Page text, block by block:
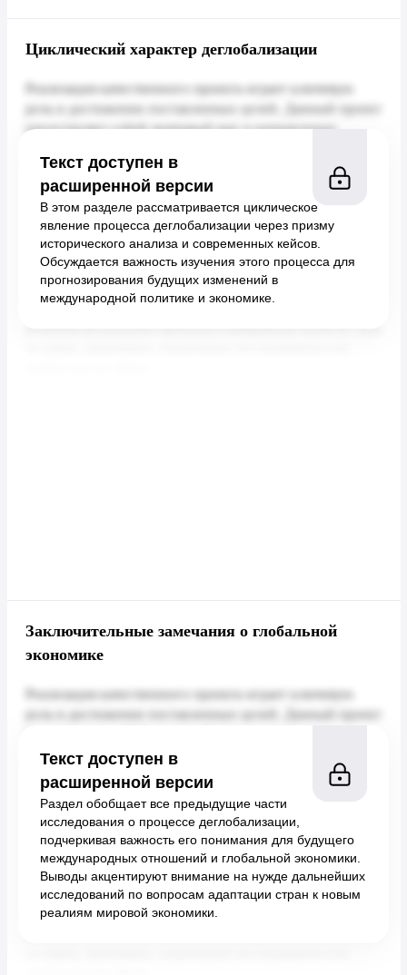
Циклический характер деглобализации
Текст доступен в
расширенной версии
В этом разделе рассматривается циклическое
явление процесса деглобализации через призму
исторического анализа и современных кейсов.
Обсуждается важность изучения этого процесса для
прогнозирования будущих изменений в
международной политике и экономике.
Заключительные замечания о глобальной
экономике
Текст доступен в
расширенной версии
Раздел обобщает все предыдущие части
исследования о процессе деглобализации,
подчеркивая важность его понимания для будущего
международных отношений и глобальной экономики.
Выводы акцентируют внимание на нужде дальнейших
исследований по вопросам адаптации стран к новым
реалиям мировой экономики.